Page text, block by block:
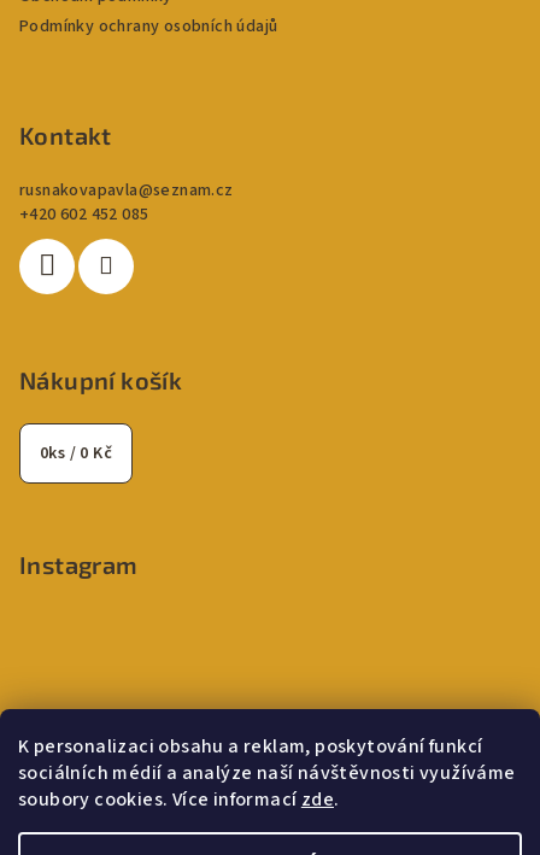
K personalizaci obsahu a reklam, poskytování funkcí
sociálních médií a analýze naší návštěvnosti využíváme
soubory cookies. Více informacízde.
Podmínky ochrany osobních údajů
Kontakt
rusnakovapavla@seznam.cz
+420 602 452 085
Nákupní košík
0ks / 0 Kč
Instagram